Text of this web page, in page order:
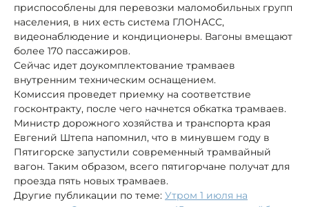
приспособлены для перевозки маломобильных групп
населения, в них есть система ГЛОНАСС,
видеонаблюдение и кондиционеры. Вагоны вмещают
более 170 пассажиров.
Сейчас идет доукомплектование трамваев
внутренним техническим оснащением.
Комиссия проведет приемку на соответствие
госконтракту, после чего начнется обкатка трамваев.
Министр дорожного хозяйства и транспорта края
Евгений Штепа напомнил, что в минувшем году в
Пятигорске запустили современный трамвайный
вагон. Таким образом, всего пятигорчане получат для
проезда пять новых трамваев.
Другие публикации по теме: Утром 1 июля на